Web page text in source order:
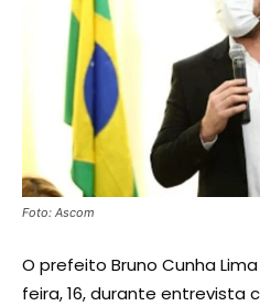
Foto: Ascom
O prefeito Bruno Cunha
feira, 16, durante entrevista